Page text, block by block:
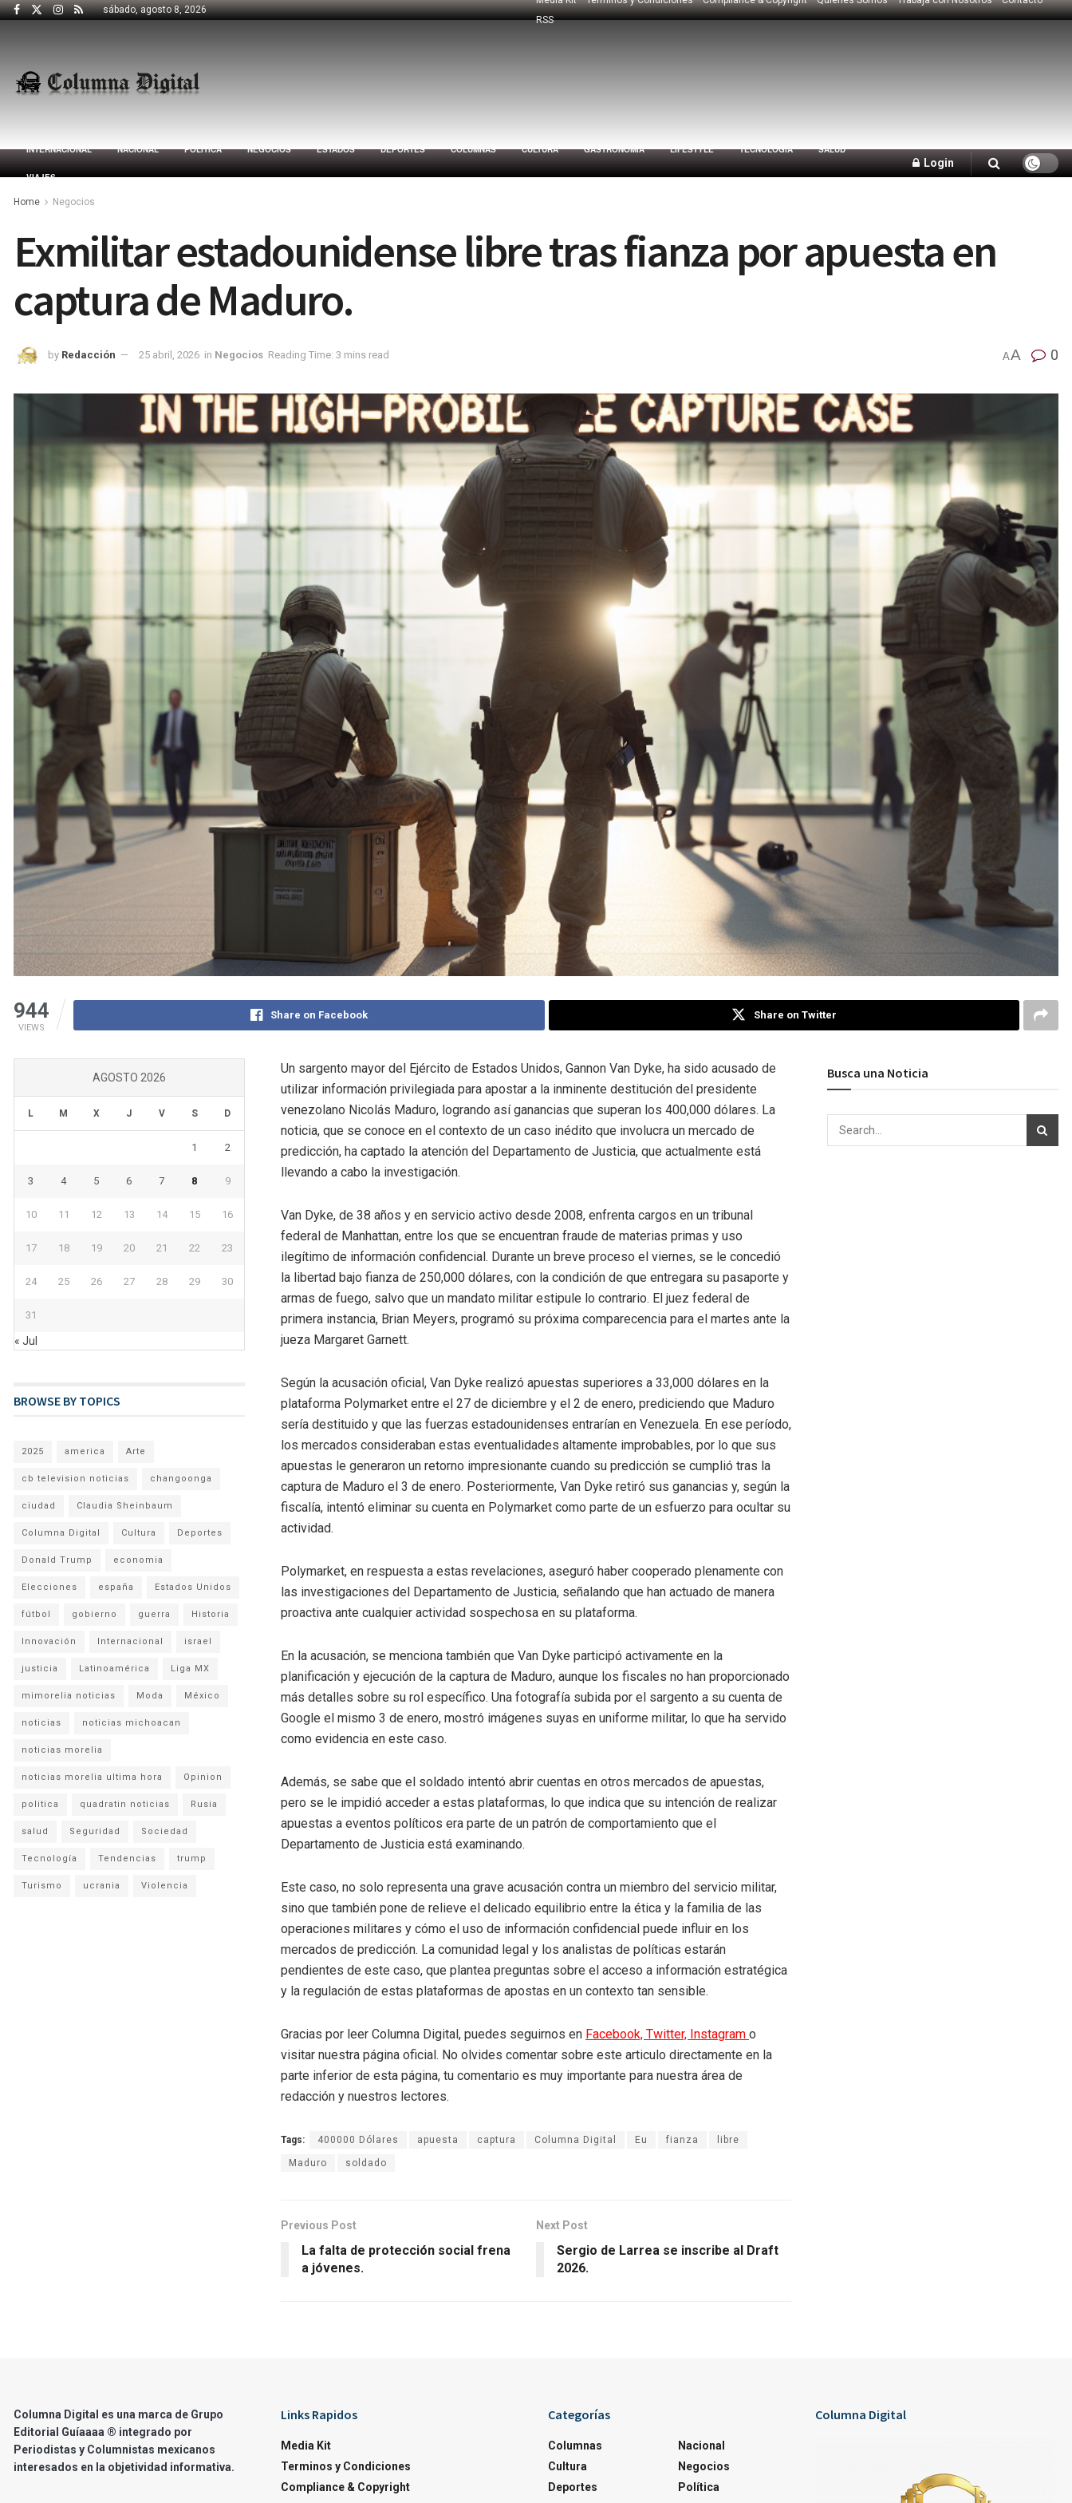
sábado, agosto 8, 2026
RSS
INTERNACIONAL NACIONAL POLÍTICA NEGOCIOS ESTADOS DEPORTES COLUMNAS CULTURA GASTRONOMÍA LIFESTYLE TECNOLOGÍA SALUD
VIAJES
Login
Home Negocios
Exmilitar estadounidense libre tras fianza por apuesta en
captura de Maduro.
by Redacción 25 abril, 2026 in Negocios Reading Time: 3 mins read AA 0
944
VIEWS
Share on Facebook Share on Twitter
Un sargento mayor del Ejército de Estados Unidos, Gannon Van Dyke, ha sido acusado de
utilizar información privilegiada para apostar a la inminente destitución del presidente
venezolano Nicolás Maduro, logrando así ganancias que superan los 400,000 dólares. La
noticia, que se conoce en el contexto de un caso inédito que involucra un mercado de
predicción, ha captado la atención del Departamento de Justicia, que actualmente está
llevando a cabo la investigación.
Van Dyke, de 38 años y en servicio activo desde 2008, enfrenta cargos en un tribunal
federal de Manhattan, entre los que se encuentran fraude de materias primas y uso
ilegítimo de información confidencial. Durante un breve proceso el viernes, se le concedió
la libertad bajo fianza de 250,000 dólares, con la condición de que entregara su pasaporte y
armas de fuego, salvo que un mandato militar estipule lo contrario. El juez federal de
primera instancia, Brian Meyers, programó su próxima comparecencia para el martes ante la
jueza Margaret Garnett.
Según la acusación oficial, Van Dyke realizó apuestas superiores a 33,000 dólares en la
plataforma Polymarket entre el 27 de diciembre y el 2 de enero, prediciendo que Maduro
sería destituido y que las fuerzas estadounidenses entrarían en Venezuela. En ese período,
los mercados consideraban estas eventualidades altamente improbables, por lo que sus
apuestas le generaron un retorno impresionante cuando su predicción se cumplió tras la
captura de Maduro el 3 de enero. Posteriormente, Van Dyke retiró sus ganancias y, según la
fiscalía, intentó eliminar su cuenta en Polymarket como parte de un esfuerzo para ocultar su
actividad.
Polymarket, en respuesta a estas revelaciones, aseguró haber cooperado plenamente con
las investigaciones del Departamento de Justicia, señalando que han actuado de manera
proactiva ante cualquier actividad sospechosa en su plataforma.
En la acusación, se menciona también que Van Dyke participó activamente en la
planificación y ejecución de la captura de Maduro, aunque los fiscales no han proporcionado
más detalles sobre su rol específico. Una fotografía subida por el sargento a su cuenta de
Google el mismo 3 de enero, mostró imágenes suyas en uniforme militar, lo que ha servido
como evidencia en este caso.
Además, se sabe que el soldado intentó abrir cuentas en otros mercados de apuestas,
pero se le impidió acceder a estas plataformas, lo que indica que su intención de realizar
apuestas a eventos políticos era parte de un patrón de comportamiento que el
Departamento de Justicia está examinando.
Este caso, no solo representa una grave acusación contra un miembro del servicio militar,
sino que también pone de relieve el delicado equilibrio entre la ética y la familia de las
operaciones militares y cómo el uso de información confidencial puede influir en los
mercados de predicción. La comunidad legal y los analistas de políticas estarán
pendientes de este caso, que plantea preguntas sobre el acceso a información estratégica
y la regulación de estas plataformas de apostas en un contexto tan sensible.
Gracias por leer Columna Digital, puedes seguirnos en Facebook, Twitter, Instagram o
visitar nuestra página oficial. No olvides comentar sobre este articulo directamente en la
parte inferior de esta página, tu comentario es muy importante para nuestra área de
redacción y nuestros lectores.
Tags: 400000 Dólares apuesta captura Columna Digital Eu fianza libre
Maduro soldado
Previous Post
La falta de protección social frena
a jóvenes.
Next Post
Sergio de Larrea se inscribe al Draft
2026.
AGOSTO 2026
L M X J V S D
1 2
3 4 5 6 7 8 9
10 11 12 13 14 15 16
17 18 19 20 21 22 23
24 25 26 27 28 29 30
31
« Jul
BROWSE BY TOPICS
2025 america Arte
cb television noticias changoonga
ciudad Claudia Sheinbaum
Columna Digital Cultura Deportes
Donald Trump economia
Elecciones españa Estados Unidos
fútbol gobierno guerra Historia
Innovación Internacional israel
justicia Latinoamérica Liga MX
mimorelia noticias Moda México
noticias noticias michoacan
noticias morelia
noticias morelia ultima hora Opinion
politica quadratin noticias Rusia
salud Seguridad Sociedad
Tecnología Tendencias trump
Turismo ucrania Violencia
Busca una Noticia
Columna Digital es una marca de Grupo
Editorial Guíaaaa ® integrado por
Periodistas y Columnistas mexicanos
interesados en la objetividad informativa.
Links Rapidos
Media Kit
Terminos y Condiciones
Compliance & Copyright
Categorías
Columnas
Cultura
Deportes
Nacional
Negocios
Política
Columna Digital